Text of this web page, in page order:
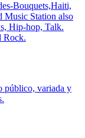
Bouquets,Haiti,
Music Station also
Hip-hop, Talk.
Rock.
público, variada y